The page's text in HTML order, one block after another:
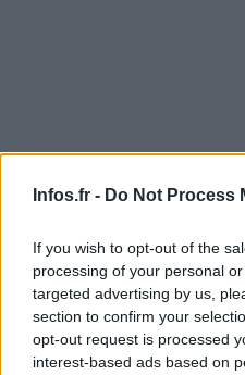
Infos.fr - Do Not Process
If you wish to opt-out of the
processing of your personal
targeted advertising by us,
section to confirm your
opt-out request is processed
interest-based ads based on